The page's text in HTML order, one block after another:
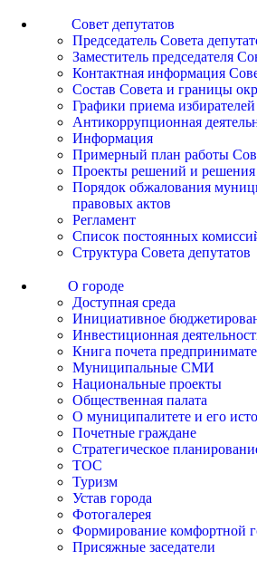
Совет депутатов
Председатель Совета
Заместитель председателя
Контактная информация
Состав Совета и границы
Графики приема избирателей
Антикоррупционная
Информация
Примерный план работы
Проекты решений и решения
Порядок обжалования
правовых актов
Регламент
Список постоянных
Структура Совета депутатов
О городе
Доступная среда
Инициативное
Инвестиционная
Книга почета
Муниципальные СМИ
Национальные проекты
Общественная палата
О муниципалитете и его
Почетные граждане
Стратегическое
ТОС
Туризм
Устав города
Фотогалерея
Формирование комфортной
Присяжные заседатели